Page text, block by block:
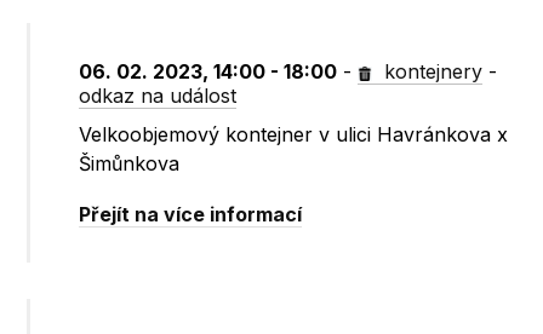
06. 02. 2023, 14:00 - 18:00 - kontejnery -
odkaz na událost
Velkoobjemový kontejner v ulici Havránkova x
Šimůnkova
Přejít na více informací